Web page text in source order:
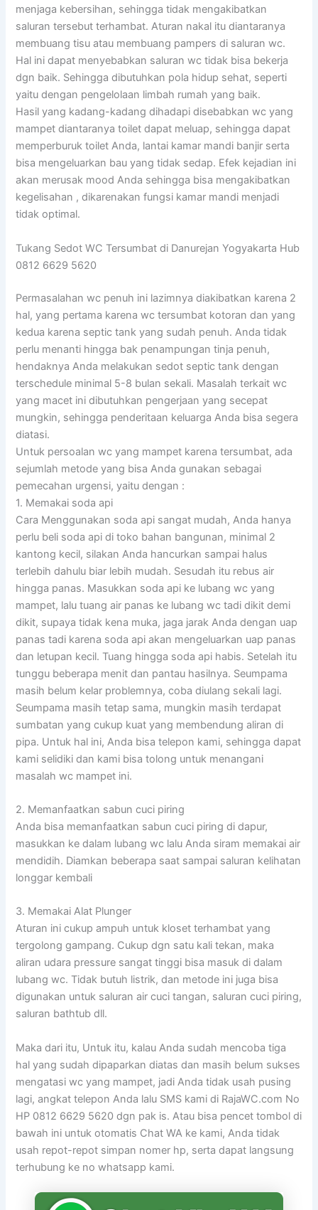
menjaga kebersihan, sehingga tidak mengakibatkan
saluran tersebut terhambat. Aturan nakal itu diantaranya
membuang tisu atau membuang pampers di saluran wc.
Hal ini dapat menyebabkan saluran wc tidak bisa bekerja
dgn baik. Sehingga dibutuhkan pola hidup sehat, seperti
yaitu dengan pengelolaan limbah rumah yang baik.
Hasil yang kadang-kadang dihadapi disebabkan wc yang
mampet diantaranya toilet dapat meluap, sehingga dapat
memperburuk toilet Anda, lantai kamar mandi banjir serta
bisa mengeluarkan bau yang tidak sedap. Efek kejadian ini
akan merusak mood Anda sehingga bisa mengakibatkan
kegelisahan , dikarenakan fungsi kamar mandi menjadi
tidak optimal.
Tukang Sedot WC Tersumbat di Danurejan Yogyakarta Hub
0812 6629 5620
Permasalahan wc penuh ini lazimnya diakibatkan karena 2
hal, yang pertama karena wc tersumbat kotoran dan yang
kedua karena septic tank yang sudah penuh. Anda tidak
perlu menanti hingga bak penampungan tinja penuh,
hendaknya Anda melakukan sedot septic tank dengan
terschedule minimal 5-8 bulan sekali. Masalah terkait wc
yang macet ini dibutuhkan pengerjaan yang secepat
mungkin, sehingga penderitaan keluarga Anda bisa segera
diatasi.
Untuk persoalan wc yang mampet karena tersumbat, ada
sejumlah metode yang bisa Anda gunakan sebagai
pemecahan urgensi, yaitu dengan :
1. Memakai soda api
Cara Menggunakan soda api sangat mudah, Anda hanya
perlu beli soda api di toko bahan bangunan, minimal 2
kantong kecil, silakan Anda hancurkan sampai halus
terlebih dahulu biar lebih mudah. Sesudah itu rebus air
hingga panas. Masukkan soda api ke lubang wc yang
mampet, lalu tuang air panas ke lubang wc tadi dikit demi
dikit, supaya tidak kena muka, jaga jarak Anda dengan uap
panas tadi karena soda api akan mengeluarkan uap panas
dan letupan kecil. Tuang hingga soda api habis. Setelah itu
tunggu beberapa menit dan pantau hasilnya. Seumpama
masih belum kelar problemnya, coba diulang sekali lagi.
Seumpama masih tetap sama, mungkin masih terdapat
sumbatan yang cukup kuat yang membendung aliran di
pipa. Untuk hal ini, Anda bisa telepon kami, sehingga dapat
kami selidiki dan kami bisa tolong untuk menangani
masalah wc mampet ini.
2. Memanfaatkan sabun cuci piring
Anda bisa memanfaatkan sabun cuci piring di dapur,
masukkan ke dalam lubang wc lalu Anda siram memakai air
mendidih. Diamkan beberapa saat sampai saluran kelihatan
longgar kembali
3. Memakai Alat Plunger
Aturan ini cukup ampuh untuk kloset terhambat yang
tergolong gampang. Cukup dgn satu kali tekan, maka
aliran udara pressure sangat tinggi bisa masuk di dalam
lubang wc. Tidak butuh listrik, dan metode ini juga bisa
digunakan untuk saluran air cuci tangan, saluran cuci piring,
saluran bathtub dll.
Maka dari itu, Untuk itu, kalau Anda sudah mencoba tiga
hal yang sudah dipaparkan diatas dan masih belum sukses
mengatasi wc yang mampet, jadi Anda tidak usah pusing
lagi, angkat telepon Anda lalu SMS kami di RajaWC.com No
HP 0812 6629 5620 dgn pak is. Atau bisa pencet tombol di
bawah ini untuk otomatis Chat WA ke kami, Anda tidak
usah repot-repot simpan nomer hp, serta dapat langsung
terhubung ke no whatsapp kami.